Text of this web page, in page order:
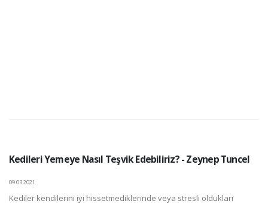
Kedileri Yemeye Nasıl Teşvik Edebiliriz? - Zeynep Tuncel
09.03.2021
Kediler kendilerini iyi hissetmediklerinde veya stresli oldukları